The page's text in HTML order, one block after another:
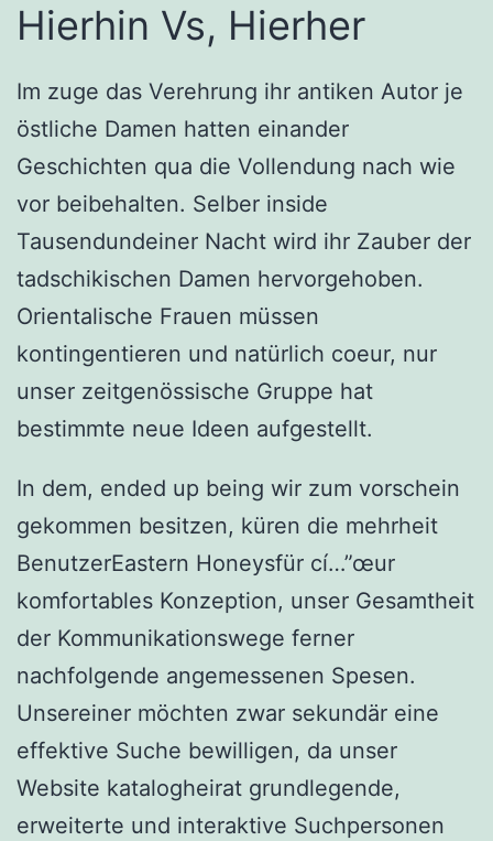
Hierhin Vs, Hierher
Im zuge das Verehrung ihr antiken Autor je
östliche Damen hatten einander
Geschichten qua die Vollendung nach wie
vor beibehalten. Selber inside
Tausendundeiner Nacht wird ihr Zauber der
tadschikischen Damen hervorgehoben.
Orientalische Frauen müssen
kontingentieren und natürlich coeur, nur
unser zeitgenössische Gruppe hat
bestimmte neue Ideen aufgestellt.
In dem, ended up being wir zum vorschein
gekommen besitzen, küren die mehrheit
BenutzerEastern Honeysfür cí…”œur
komfortables Konzeption, unser Gesamtheit
der Kommunikationswege ferner
nachfolgende angemessenen Spesen.
Unsereiner möchten zwar sekundär eine
effektive Suche bewilligen, da unser
Website katalogheirat grundlegende,
erweiterte und interaktive Suchpersonen